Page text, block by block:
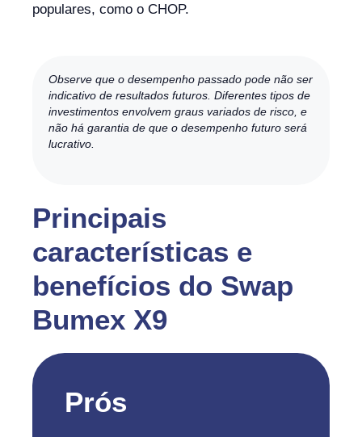
populares, como o CHOP.
Observe que o desempenho passado pode não ser
indicativo de resultados futuros. Diferentes tipos de
investimentos envolvem graus variados de risco, e
não há garantia de que o desempenho futuro será
lucrativo.
Principais
características e
benefícios do Swap
Bumex X9
Prós